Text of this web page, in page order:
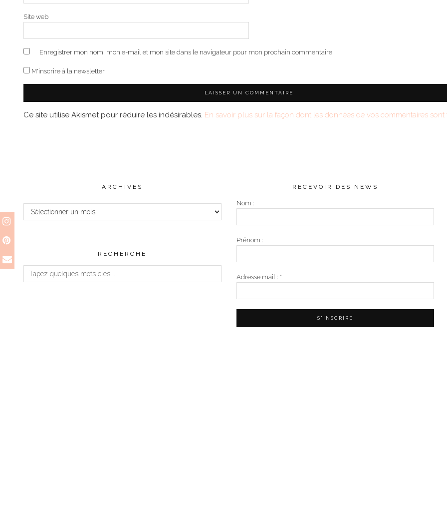
Site web
Enregistrer mon nom, mon e-mail et mon site dans le navigateur pour mon prochain commentaire.
M'inscrire à la newsletter
Ce site utilise Akismet pour réduire les indésirables. En savoir plus sur la façon dont les données de vos commentaires sont
ARCHIVES
Archives
RECHERCHE
RECEVOIR DES NEWS
Nom :
Prénom :
Adresse mail : *